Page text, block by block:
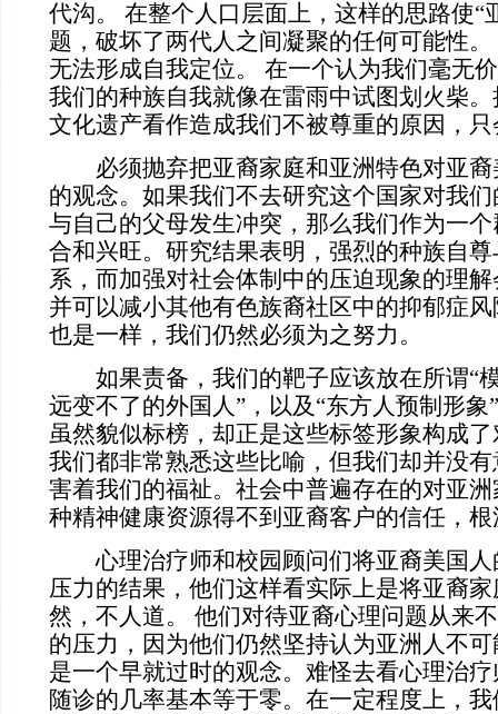
代沟。 在整个人口层面上，这样的思路使“
题，破坏了两代人之间凝聚的任何可能性
无法形成自我定位。 在一个认为我们毫无
我们的种族自我就像在雷雨中试图划火柴
文化遗产看作造成我们不被尊重的原因，
必须抛弃把亚裔家庭和亚洲特色对亚裔
的观念。如果我们不去研究这个国家对我
与自己的父母发生冲突，那么我们作为一
合和兴旺。研究结果表明，强烈的种族自
系，而加强对社会体制中的压迫现象的理
并可以减小其他有色族裔社区中的抑郁症
也是一样，我们仍然必须为之努力。
如果责备，我们的靶子应该放在所谓“模
远变不了的外国人”，以及“东方人预制形象
虽然貌似标榜，却正是这些标签形象构成
我们都非常熟悉这些比喻，但我们却并没
害着我们的福祉。社会中普遍存在的对亚
种精神健康资源得不到亚裔客户的信任，
心理治疗师和校园顾问们将亚裔美国人
压力的结果，他们这样看实际上是将亚裔
然，不人道。 他们对待亚裔心理问题从来
的压力，因为他们仍然坚持认为亚洲人不
是一个早就过时的观念。难怪去看心理治
随诊的几率基本等于零。在一定程度上，